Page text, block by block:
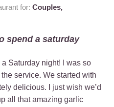
for: Couples,
spend a saturday
Saturday night! I was so
service. We started with
delicious. I just wish we’d
all that amazing garlic